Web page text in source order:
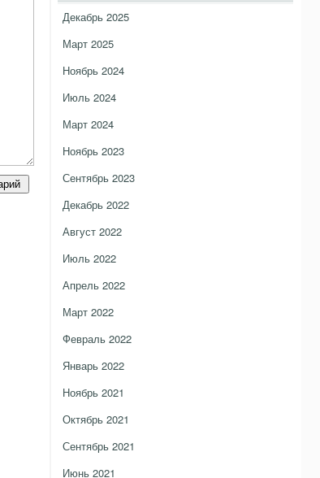
Декабрь 2025
Март 2025
Ноябрь 2024
Июль 2024
Март 2024
Ноябрь 2023
Сентябрь 2023
Декабрь 2022
Август 2022
Июль 2022
Апрель 2022
Март 2022
Февраль 2022
Январь 2022
Ноябрь 2021
Октябрь 2021
Сентябрь 2021
Июнь 2021